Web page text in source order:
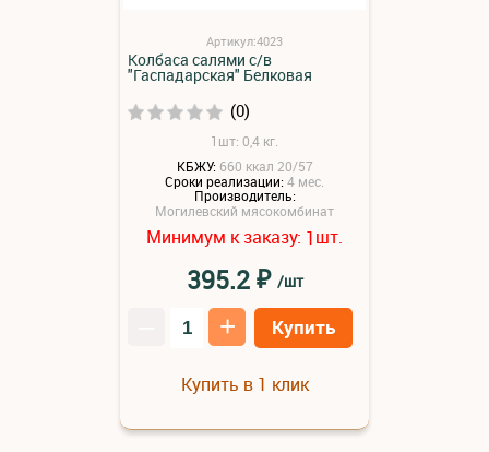
Артикул:4023
Колбаса салями с/в
"Гаспадарская" Белковая
(0)
1шт: 0,4 кг.
КБЖУ: 660 ккал 20/57
Сроки реализации:4 мес.
Производитель:
Могилевский мясокомбинат
Минимум к заказу: 1шт.
395.2₽ /шт
+ Купить
Купить в 1 клик